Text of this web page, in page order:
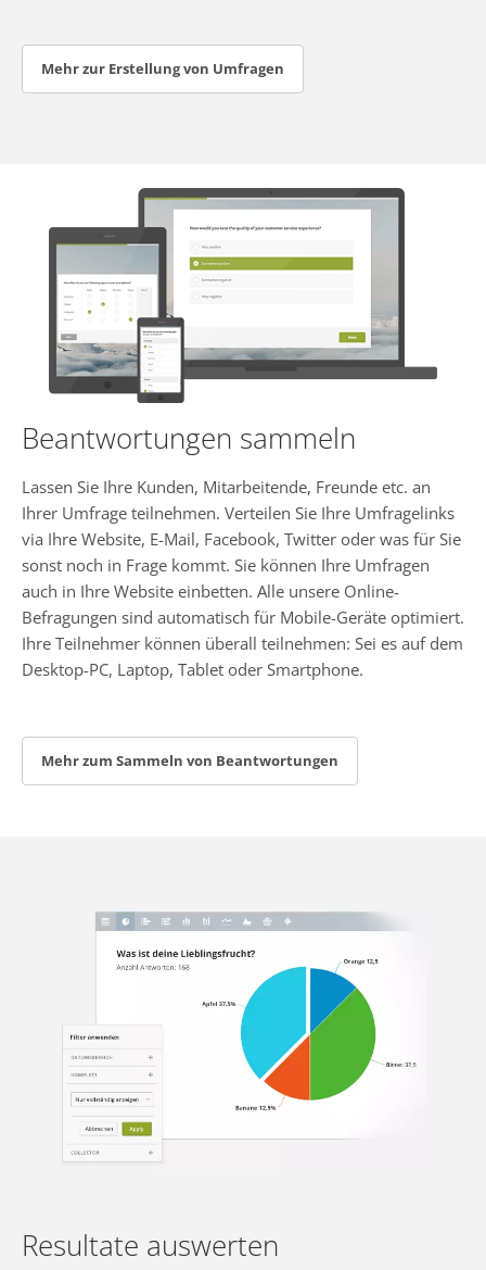
Mehr zur Erstellung von Umfragen
Beantwortungen sammeln
Lassen Sie Ihre Kunden, Mitarbeitende, Freunde etc. an
Ihrer Umfrage teilnehmen. Verteilen Sie Ihre Umfragelinks
via Ihre Website, E-Mail, Facebook, Twitter oder was für Sie
sonst noch in Frage kommt. Sie können Ihre Umfragen
auch in Ihre Website einbetten. Alle unsere Online-
Befragungen sind automatisch für Mobile-Geräte optimiert.
Ihre Teilnehmer können überall teilnehmen: Sei es auf dem
Desktop-PC, Laptop, Tablet oder Smartphone.
Mehr zum Sammeln von Beantwortungen
Resultate auswerten